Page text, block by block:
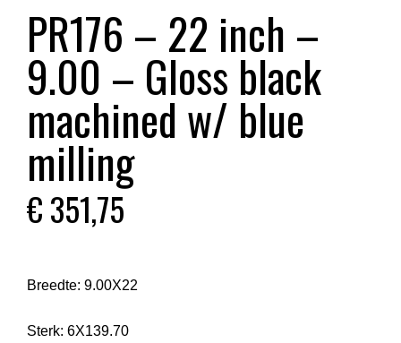
PR176 – 22 inch –
9.00 – Gloss black
machined w/ blue
milling
€351,75
Breedte: 9.00X22
Sterk: 6X139.70